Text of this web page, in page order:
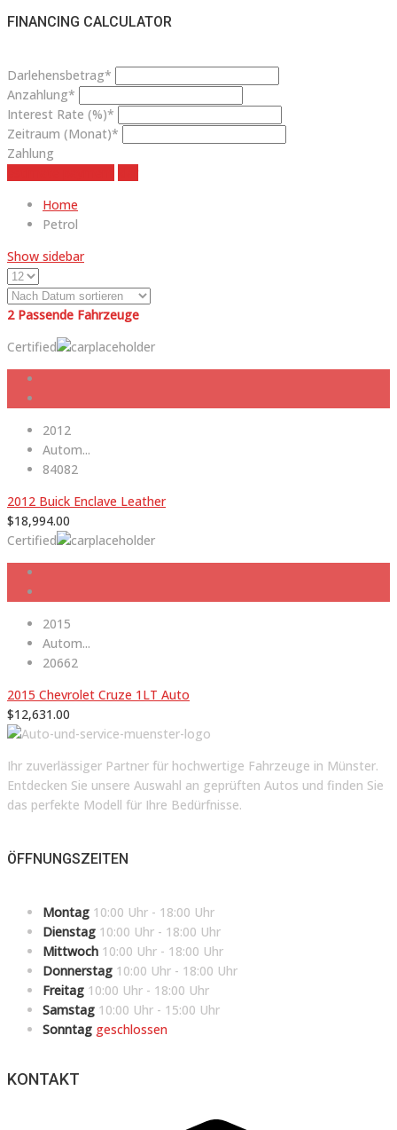
FINANCING CALCULATOR
Darlehensbetrag*
Anzahlung*
Interest Rate (%)*
Zeitraum (Monat)*
Zahlung
Home
Petrol
Show sidebar
2 Passende Fahrzeuge
Certified
2012
Autom...
84082
2012 Buick Enclave Leather
$18,994.00
Certified
2015
Autom...
20662
2015 Chevrolet Cruze 1LT Auto
$12,631.00
Ihr zuverlässiger Partner für hochwertige Fahrzeuge in Münster.
Entdecken Sie unsere Auswahl an geprüften Autos und finden Sie
das perfekte Modell für Ihre Bedürfnisse.
ÖFFNUNGSZEITEN
Montag 10:00 Uhr - 18:00 Uhr
Dienstag 10:00 Uhr - 18:00 Uhr
Mittwoch 10:00 Uhr - 18:00 Uhr
Donnerstag 10:00 Uhr - 18:00 Uhr
Freitag 10:00 Uhr - 18:00 Uhr
Samstag 10:00 Uhr - 15:00 Uhr
Sonntag geschlossen
KONTAKT